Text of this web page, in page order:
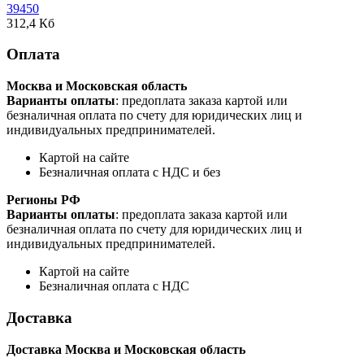
39450
312,4 Кб
Оплата
Москва и Московская область
Варианты оплаты: предоплата заказа картой или
безналичная оплата по счету для юридических лиц и
индивидуальных предпринимателей.
Картой на сайте
Безналичная оплата с НДС и без
Регионы РФ
Варианты оплаты: предоплата заказа картой или
безналичная оплата по счету для юридических лиц и
индивидуальных предпринимателей.
Картой на сайте
Безналичная оплата с НДС
Доставка
Доставка Москва и Московская область